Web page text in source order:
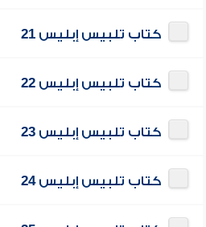
كتاب تلبيس إبليس 21
كتاب تلبيس إبليس 22
كتاب تلبيس إبليس 23
كتاب تلبيس إبليس 24